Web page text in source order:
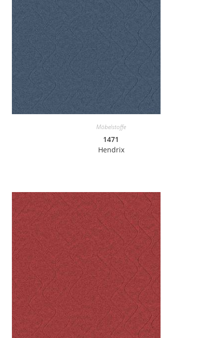
Möbelstoffe
1471
Hendrix